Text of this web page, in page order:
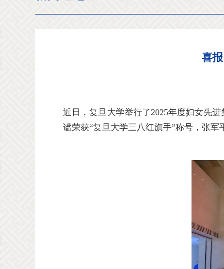
喜
近日，复旦大学举行了2025年度妇女先进
谧荣获“复旦大学三八红旗手”称号，张军